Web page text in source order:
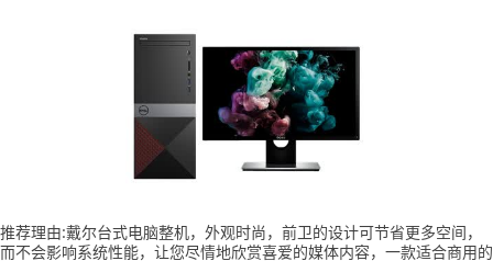
推荐理由:戴尔台式电脑整机，外观时尚，前卫的设计可节省更多空间，
而不会影响系统性能，让您尽情地欣赏喜爱的媒体内容，一款适合商用的